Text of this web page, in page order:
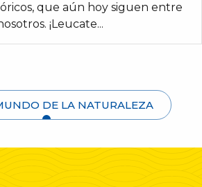
que aún hoy siguen entre
¡Leucate...
DE LA NATURALEZA